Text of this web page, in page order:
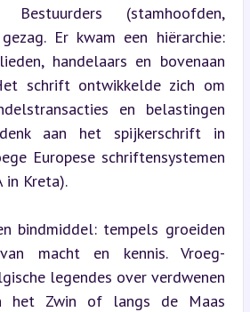
Bestuurders (stamhoofden,
Er kwam een hiërarchie:
handelaars en bovenaan
schrift ontwikkelde zich om
en belastingen
aan het spijkerschrift in
Europese schriftensystemen
in Kreta).
bindmiddel: tempels groeiden
macht en kennis. Vroeg-
legendes over verdwenen
het Zwin of langs de Maas